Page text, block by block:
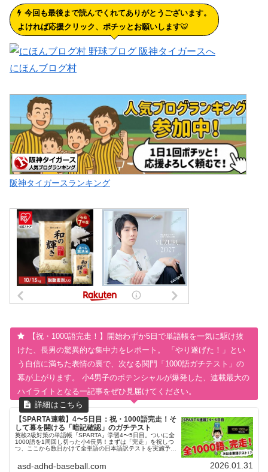
今回も最後まで読んでくれてありがとうございます。
よければ応援クリック、ポチッとお願いします🐯
にほんブログ村
阪神タイガースランキング
【祝・1000語完走！】開始わずか5日で単語帳を一気に駆け抜
けた、長男の驚異的な集中力をレポート。 「やり遂げた！」とい
う自信に満ちた表情の裏で、次なる関門「1000語ガチテスト」の
幕が上がります。 小4男子のポテンシャルが爆発した、連載最大の
ハイライトとなる一記事をぜひ見届けてください。
【SPARTA連載】4〜5日目：祝・1000語完走！そ
して幕を開ける「暗記確認」のガチテスト
英検2級対策の単語帳『SPARTA』学習4〜5日目。ついに全
1000語を1周回し切った小4長男！まずは「完走」を祝しつ
つ、ここから数日かけて全単語の日本語訳テストを実施予
を公開。
asd-adhd-baseball.com 2026.01.31